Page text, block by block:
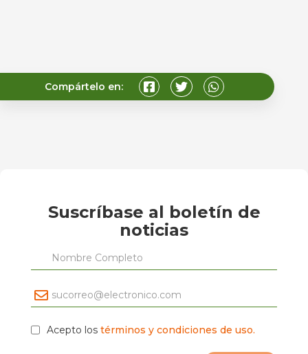
Compártelo en:
Suscríbase al boletín de
noticias
Acepto los términos y condiciones de uso.